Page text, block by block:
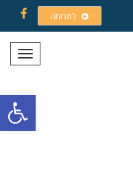
פתח
לתרומה
תפריט